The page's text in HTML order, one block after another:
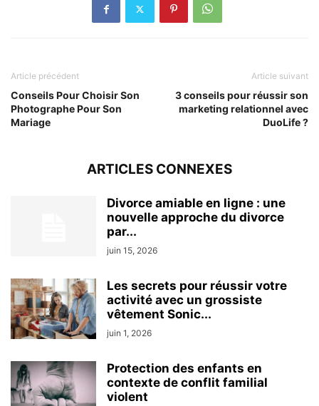
Article précédent
Conseils Pour Choisir Son
Photographe Pour Son
Mariage
Article suivant
3 conseils pour réussir son
marketing relationnel avec
DuoLife ?
ARTICLES CONNEXES
Divorce amiable en ligne : une
nouvelle approche du divorce
par...
juin 15, 2026
Les secrets pour réussir votre
activité avec un grossiste
vêtement Sonic...
juin 1, 2026
Protection des enfants en
contexte de conflit familial
violent